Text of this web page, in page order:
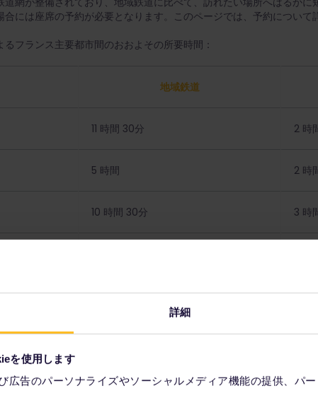
詳細
を使用します
広告のパーソナライズやソーシャルメディア機能の提供、パ
には座席の予約が必要となります。このページでは、予約について
フランス主要都市間のおおよその所要時間：
地域鉄道
11 時間 30分 2 時
5 時間 2 時
10 時間 30分 3 時
5 時間 2 時
5 時間 1 時
3 時間 1 時間